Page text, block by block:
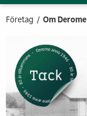
Företag Om Derome